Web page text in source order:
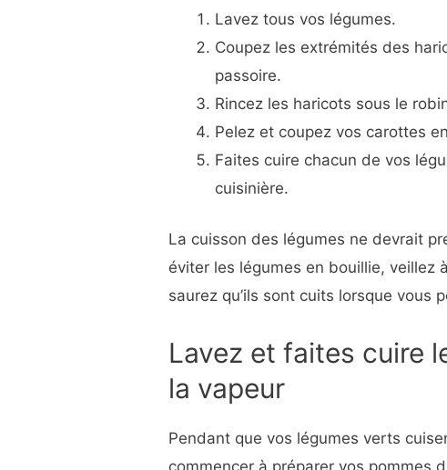
Lavez tous vos légumes.
Coupez les extrémités des
passoire.
Rincez les haricots sous le
Pelez et coupez vos carottes
Faites cuire chacun de vos
cuisinière.
La cuisson des légumes ne devrait
éviter les légumes en bouillie, veillez
saurez qu’ils sont cuits lorsque vous
Lavez et faites cuire
la vapeur
Pendant que vos légumes verts
commencer à préparer vos pommes